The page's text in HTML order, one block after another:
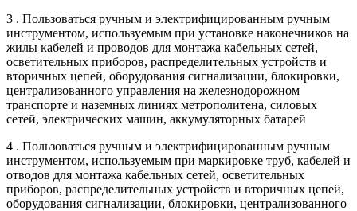
3 . Пользоваться ручным и электрифицированным ручным
инструментом, используемым при установке наконечников на
жилы кабелей и проводов для монтажа кабельных сетей,
осветительных приборов, распределительных устройств и
вторичных цепей, оборудования сигнализации, блокировки,
централизованного управления на железнодорожном
транспорте и наземных линиях метрополитена, силовых
сетей, электрических машин, аккумуляторных батарей
4 . Пользоваться ручным и электрифицированным ручным
инструментом, используемым при маркировке труб, кабелей и
отводов для монтажа кабельных сетей, осветительных
приборов, распределительных устройств и вторичных цепей,
оборудования сигнализации, блокировки, централизованного